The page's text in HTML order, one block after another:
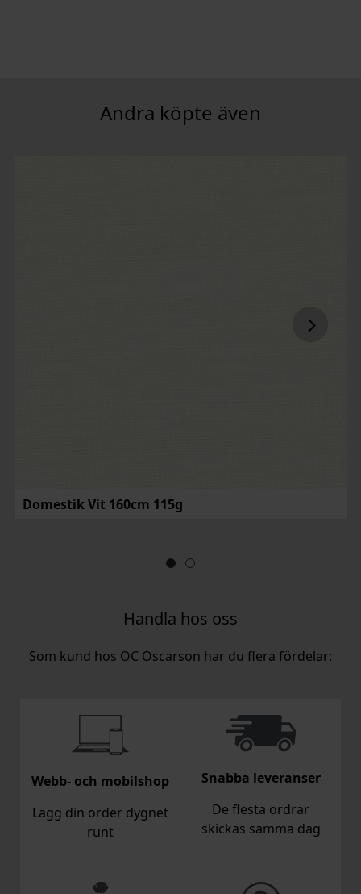
Domestik Vit 160cm 115g
Handla hos oss
Som kund hos OC Oscarson har du flera fördelar:
Webb- och mobilshop
Lägg din order dygnet
runt
Snabba leveranser
De flesta ordrar
skickas samma dag